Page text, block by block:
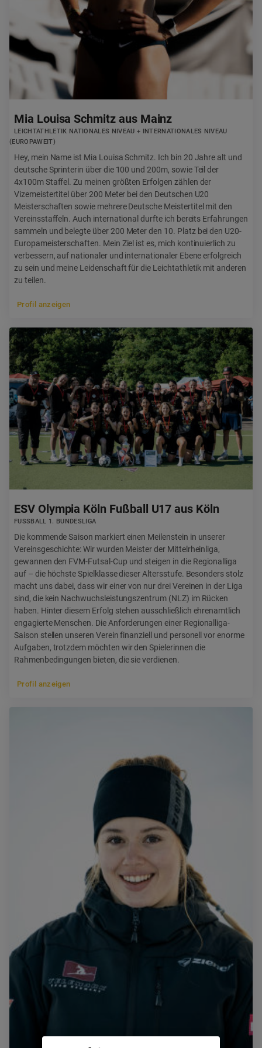
Mia Louisa Schmitz aus Mainz
LEICHTATHLETIK NATIONALES NIVEAU + INTERNATIONALES NIVEAU
(EUROPAWEIT)
Hey, mein Name ist Mia Louisa Schmitz. Ich bin 20 Jahre alt und
deutsche Sprinterin über die 100 und 200m, sowie Teil der
4x100m Staffel. Zu meinen größten Erfolgen zählen der
Vizemeistertitel über 200 Meter bei den Deutschen U20
Meisterschaften sowie mehrere Deutsche Meistertitel mit den
Vereinsstaffeln. Auch international durfte ich bereits Erfahrungen
sammeln und belegte über 200 Meter den 10. Platz bei den U20-
Europameisterschaften. Mein Ziel ist es, mich kontinuierlich zu
verbessern, auf nationaler und internationaler Ebene erfolgreich
zu sein und meine Leidenschaft für die Leichtathletik mit anderen
zu teilen.
Profil anzeigen
ESV Olympia Köln Fußball U17 aus Köln
FUSSBALL 1. BUNDESLIGA
Die kommende Saison markiert einen Meilenstein in unserer
Vereinsgeschichte: Wir wurden Meister der Mittelrheinliga,
gewannen den FVM-Futsal-Cup und steigen in die Regionalliga
auf – die höchste Spielklasse dieser Altersstufe. Besonders stolz
macht uns dabei, dass wir einer von nur drei Vereinen in der Liga
sind, die kein Nachwuchsleistungszentrum (NLZ) im Rücken
haben. Hinter diesem Erfolg stehen ausschließlich ehrenamtlich
engagierte Menschen. Die Anforderungen einer Regionalliga-
Saison stellen unseren Verein finanziell und personell vor enorme
Aufgaben, trotzdem möchten wir den Spielerinnen die
Rahmenbedingungen bieten, die sie verdienen.
Profil anzeigen